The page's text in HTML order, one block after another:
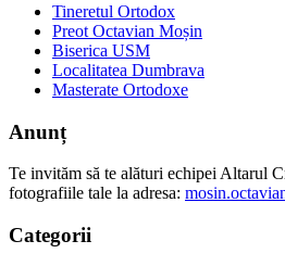
Tineretul Ortodox
Preot Octavian Moșin
Biserica USM
Localitatea Dumbrava
Masterate Ortodoxe
Anunț
Te invităm să te alături echipei Altarul
fotografiile tale la adresa:
Categorii